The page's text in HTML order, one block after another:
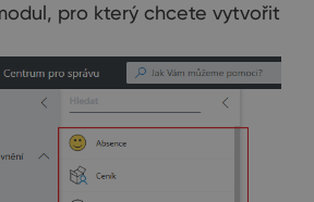
pro který chcete vytvořit